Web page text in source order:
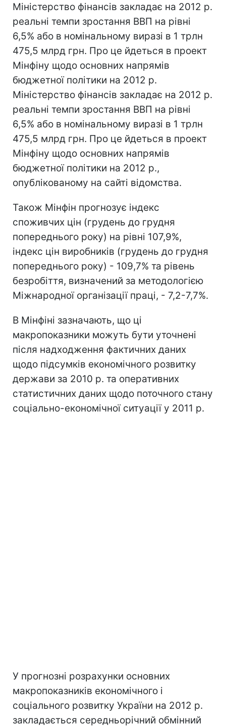
Міністерство фінансів закладає на 2012 р.
реальні темпи зростання ВВП на рівні
6,5% або в номінальному виразі в 1 трлн
475,5 млрд грн. Про це йдеться в проект
Мінфіну щодо основних напрямів
бюджетної політики на 2012 р.
Міністерство фінансів закладає на 2012 р.
реальні темпи зростання ВВП на рівні
6,5% або в номінальному виразі в 1 трлн
475,5 млрд грн. Про це йдеться в проект
Мінфіну щодо основних напрямів
бюджетної політики на 2012 р.,
опублікованому на сайті відомства.
Також Мінфін прогнозує індекс
споживчих цін (грудень до грудня
попереднього року) на рівні 107,9%,
індекс цін виробників (грудень до грудня
попереднього року) - 109,7% та рівень
безробіття, визначений за методологією
Міжнародної організації праці, - 7,2-7,7%.
В Мінфіні зазначають, що ці
макропоказники можуть бути уточнені
після надходження фактичних даних
щодо підсумків економічного розвитку
держави за 2010 р. та оперативних
статистичних даних щодо поточного стану
соціально-економічної ситуації у 2011 р.
У прогнозні розрахунки основних
макропоказників економічного і
соціального розвитку України на 2012 р.
закладається середньорічний обмінний